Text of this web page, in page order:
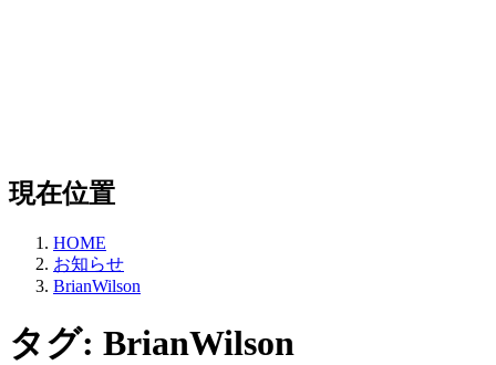
現在位置
HOME
お知らせ
BrianWilson
タグ: BrianWilson